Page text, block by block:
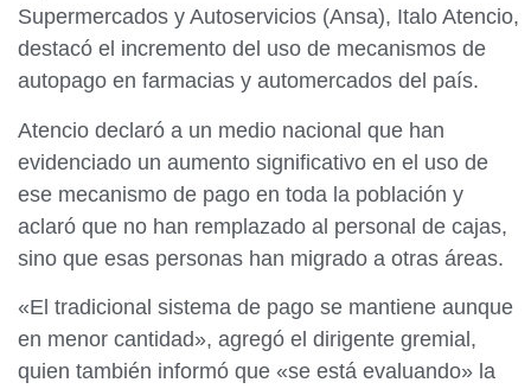
Supermercados y Autoservicios (Ansa), Italo Atencio,
destacó el incremento del uso de mecanismos de
autopago en farmacias y automercados del país.
Atencio declaró a un medio nacional que han
evidenciado un aumento significativo en el uso de
ese mecanismo de pago en toda la población y
aclaró que no han remplazado al personal de cajas,
sino que esas personas han migrado a otras áreas.
«El tradicional sistema de pago se mantiene aunque
en menor cantidad», agregó el dirigente gremial,
quien también informó que «se está evaluando» la